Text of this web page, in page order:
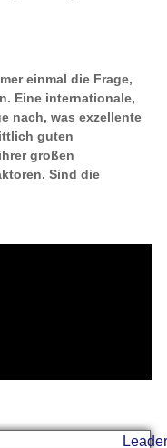
einmal die Frage,
Eine internationale,
nach, was exzellente
guten
großen
Sind die